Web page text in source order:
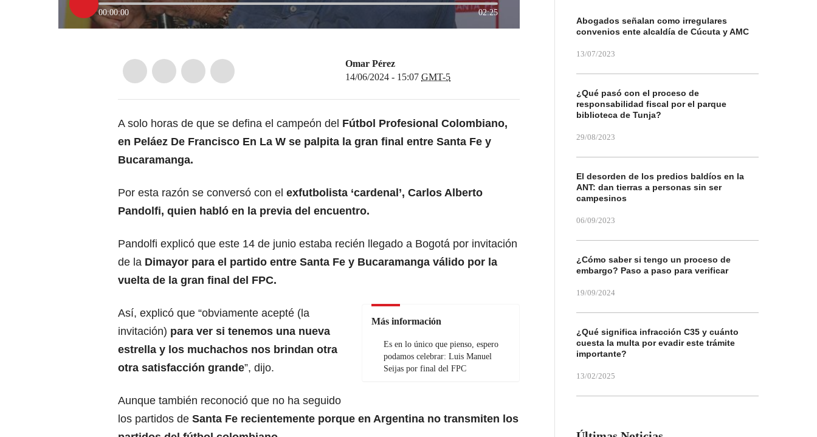
00:00:00 02:25
Omar Pérez
14/06/2024 - 15:07 GMT-5
A solo horas de que se defina el campeón del Fútbol Profesional Colombiano,
en Peláez De Francisco En La W se palpita la gran final entre Santa Fe y
Bucaramanga.
Por esta razón se conversó con el exfutbolista ‘cardenal’, Carlos Alberto
Pandolfi, quien habló en la previa del encuentro.
Pandolfi explicó que este 14 de junio estaba recién llegado a Bogotá por invitación
de la Dimayor para el partido entre Santa Fe y Bucaramanga válido por la
vuelta de la gran final del FPC.
Más información
Es en lo único que pienso, espero
podamos celebrar: Luis Manuel
Seijas por final del FPC
Así, explicó que “obviamente acepté (la
invitación) para ver si tenemos una nueva
estrella y los muchachos nos brindan otra
otra satisfacción grande”, dijo.
Aunque también reconoció que no ha seguido
los partidos de Santa Fe recientemente porque en Argentina no transmiten los
Abogados señalan como irregulares
convenios ente alcaldía de Cúcuta y AMC
13/07/2023
¿Qué pasó con el proceso de
responsabilidad fiscal por el parque
biblioteca de Tunja?
29/08/2023
El desorden de los predios baldíos en la
ANT: dan tierras a personas sin ser
campesinos
06/09/2023
¿Cómo saber si tengo un proceso de
embargo? Paso a paso para verificar
19/09/2024
¿Qué significa infracción C35 y cuánto
cuesta la multa por evadir este trámite
importante?
13/02/2025